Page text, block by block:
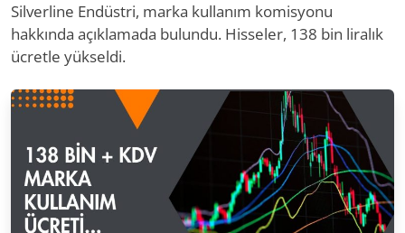
Silverline Endüstri, marka kullanım komisyonu
hakkında açıklamada bulundu. Hisseler, 138 bin liralık
ücretle yükseldi.